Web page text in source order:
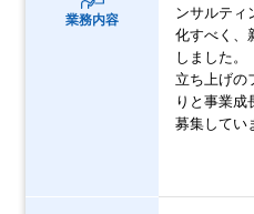
業務内容
ンサルティ
化すべく、
しました。
立ち上げの
りと事業成
募集してい